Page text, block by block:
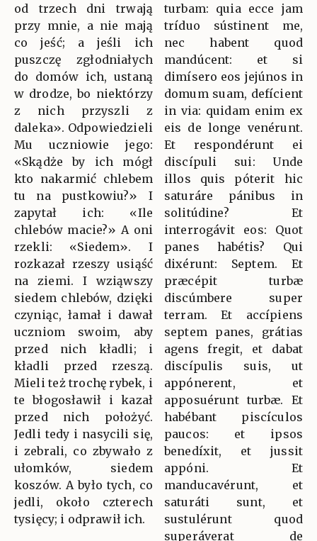
od trzech dni trwają
przy mnie, a nie mają
co jeść; a jeśli ich
puszczę zgłodniałych
do domów ich, ustaną
w drodze, bo niektórzy
z nich przyszli z
daleka». Odpowiedzieli
Mu uczniowie jego:
«Skądże by ich mógł
kto nakarmić chlebem
tu na pustkowiu?» I
zapytał ich: «Ile
chlebów macie?» A oni
rzekli: «Siedem». I
rozkazał rzeszy usiąść
na ziemi. I wziąwszy
siedem chlebów, dzięki
czyniąc, łamał i dawał
uczniom swoim, aby
przed nich kładli; i
kładli przed rzeszą.
Mieli też trochę rybek, i
te błogosławił i kazał
przed nich położyć.
Jedli tedy i nasycili się,
i zebrali, co zbywało z
ułomków, siedem
koszów. A było tych, co
jedli, około czterech
tysięcy; i odprawił ich.
turbam: quia ecce jam
tríduo sústinent me,
nec habent quod
mandúcent: et si
dimísero eos jejúnos in
domum suam, defícient
in via: quidam enim ex
eis de longe venérunt.
Et respondérunt ei
discípuli sui: Unde
illos quis póterit hic
saturáre pánibus in
solitúdine? Et
interrogávit eos: Quot
panes habétis? Qui
dixérunt: Septem. Et
præcépit turbæ
discúmbere super
terram. Et accípiens
septem panes, grátias
agens fregit, et dabat
discípulis suis, ut
appónerent, et
apposuérunt turbæ. Et
habébant piscículos
paucos: et ipsos
benedíxit, et jussit
appóni. Et
manducavérunt, et
saturáti sunt, et
sustulérunt quod
superáverat de